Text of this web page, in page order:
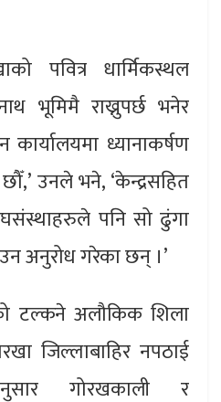
पवित्र धार्मिकस्थल
भूमिमै राख्नुपर्छ भनेर
कार्यालयमा ध्यानाकर्षण
उनले भने, ‘केन्द्रसहित
पनि सो ढुंगा
अनुरोध गरेका छन् ।’
टल्कने अलौकिक शिला
जिल्लाबाहिर नपठाई
गोरखकाली र